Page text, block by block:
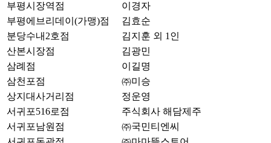
부평시장역점
이경자
부평에브리데이(가맹)점
김효순
분당수내2호점
김지훈 외 1인
산본시장점
김광민
삼례점
이길명
삼천포점
㈜미승
상지대사거리점
정운영
서귀포516로점
주식회사 해담제주
서귀포남원점
㈜국민티엔씨